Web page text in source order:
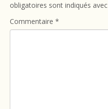
obligatoires sont indiqués avec
Commentaire *